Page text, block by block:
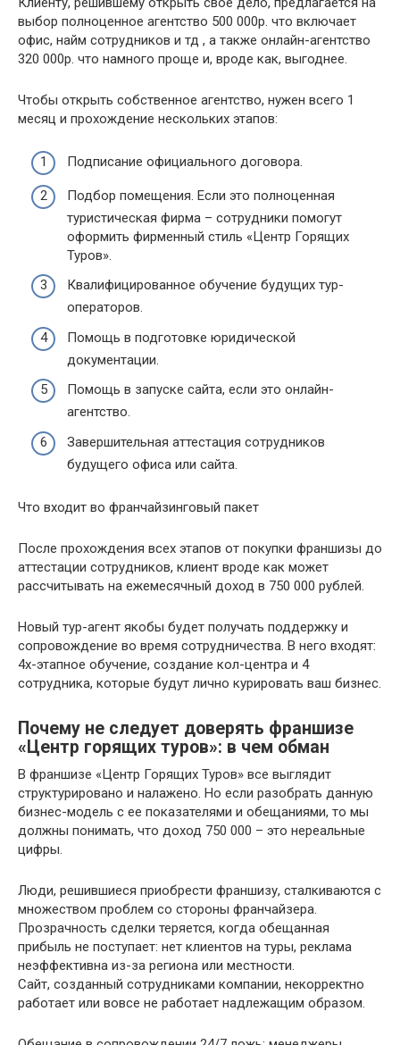
выбор полноценное агентство 500 000р. что включает
офис, найм сотрудников и тд , а также онлайн-агентство
320 000р. что намного проще и, вроде как, выгоднее.
Чтобы открыть собственное агентство, нужен всего 1
месяц и прохождение нескольких этапов:
Подписание официального договора.
Подбор помещения. Если это полноценная
туристическая фирма – сотрудники помогут
оформить фирменный стиль «Центр Горящих
Туров».
Квалифицированное обучение будущих тур-
операторов.
Помощь в подготовке юридической
документации.
Помощь в запуске сайта, если это онлайн-
агентство.
Завершительная аттестация сотрудников
будущего офиса или сайта.
Что входит во франчайзинговый пакет
После прохождения всех этапов от покупки франшизы до
аттестации сотрудников, клиент вроде как может
рассчитывать на ежемесячный доход в 750 000 рублей.
Новый тур-агент якобы будет получать поддержку и
сопровождение во время сотрудничества. В него входят:
4х-этапное обучение, создание кол-центра и 4
сотрудника, которые будут лично курировать ваш бизнес.
Почему не следует доверять франшизе
«Центр горящих туров»: в чем обман
В франшизе «Центр Горящих Туров» все выглядит
структурировано и налажено. Но если разобрать данную
бизнес-модель с ее показателями и обещаниями, то мы
должны понимать, что доход 750 000 – это нереальные
цифры.
Люди, решившиеся приобрести франшизу, сталкиваются с
множеством проблем со стороны франчайзера.
Прозрачность сделки теряется, когда обещанная
прибыль не поступает: нет клиентов на туры, реклама
неэффективна из-за региона или местности.
Сайт, созданный сотрудниками компании, некорректно
работает или вовсе не работает надлежащим образом.